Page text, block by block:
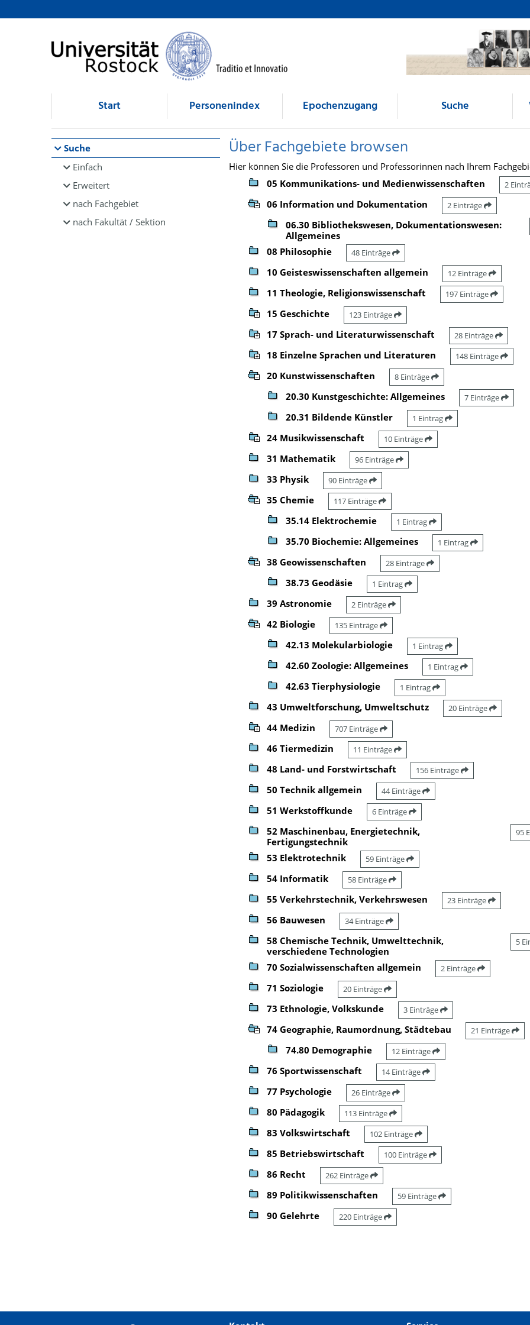
Browsen
direkt zum Inhalt
Start Personenindex Epochenzugang Suche
Suche
Einfach
Erweitert
nach Fachgebiet
nach Fakultät / Sektion
Über Fachgebiete browsen
Hier können Sie die Professoren und Professorinnen nach Ihrem
05 Kommunikations- und Medienwissenschaften
2
06 Information und Dokumentation 2 Einträge
06.30 Bibliothekswesen, Dokumentationswesen:
Allgemeines
08 Philosophie 48 Einträge
10 Geisteswissenschaften allgemein 12 Einträge
11 Theologie, Religionswissenschaft 197 Einträge
15 Geschichte 123 Einträge
17 Sprach- und Literaturwissenschaft 28 Einträge
18 Einzelne Sprachen und Literaturen 148 Einträge
20 Kunstwissenschaften 8 Einträge
20.30 Kunstgeschichte: Allgemeines 7 Einträge
20.31 Bildende Künstler 1 Eintrag
24 Musikwissenschaft 10 Einträge
31 Mathematik 96 Einträge
33 Physik 90 Einträge
35 Chemie 117 Einträge
35.14 Elektrochemie 1 Eintrag
35.70 Biochemie: Allgemeines 1 Eintrag
38 Geowissenschaften 28 Einträge
38.73 Geodäsie 1 Eintrag
39 Astronomie 2 Einträge
42 Biologie 135 Einträge
42.13 Molekularbiologie 1 Eintrag
42.60 Zoologie: Allgemeines 1 Eintrag
42.63 Tierphysiologie 1 Eintrag
43 Umweltforschung, Umweltschutz 20 Einträge
44 Medizin 707 Einträge
46 Tiermedizin 11 Einträge
48 Land- und Forstwirtschaft 156 Einträge
50 Technik allgemein 44 Einträge
51 Werkstoffkunde 6 Einträge
52 Maschinenbau, Energietechnik,
Fertigungstechnik
95
53 Elektrotechnik 59 Einträge
54 Informatik 58 Einträge
55 Verkehrstechnik, Verkehrswesen 23 Einträge
56 Bauwesen 34 Einträge
58 Chemische Technik, Umwelttechnik,
verschiedene Technologien
5
70 Sozialwissenschaften allgemein 2 Einträge
71 Soziologie 20 Einträge
73 Ethnologie, Volkskunde 3 Einträge
74 Geographie, Raumordnung, Städtebau 21 Einträge
74.80 Demographie 12 Einträge
76 Sportwissenschaft 14 Einträge
77 Psychologie 26 Einträge
80 Pädagogik 113 Einträge
83 Volkswirtschaft 102 Einträge
85 Betriebswirtschaft 100 Einträge
86 Recht 262 Einträge
89 Politikwissenschaften 59 Einträge
90 Gelehrte 220 Einträge